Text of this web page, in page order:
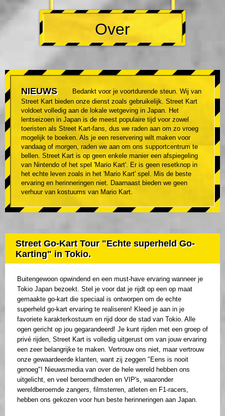
Over
NIEUWS
Bedankt voor je voortdurende steun. Wij van
Street Kart bieden onze dienst zoals gebruikelijk. Street Kart
voldoet volledig aan de lokale wetgeving in Japan. Het
lentseizoen in Japan is de meest populaire tijd voor zowel
toeristen als Street Kart-fans, dus we raden aan om zo vroeg
mogelijk te boeken. Als je een reservering wilt maken voor
vandaag of morgen, raden we aan om ons supportcentrum te
bellen. Street Kart is op geen enkele manier een afspiegeling
van Nintendo of het spel 'Mario Kart'. Er is geen resetknop in
het echte leven zoals in het 'Mario Kart' spel. Mis de beste
ervaring en herinneringen niet. Daarnaast bieden we geen
verhuur van kostuums van Mario Kart.
Street Go-Kart Tour "Echte superheld Go-
Karting" in Tokio.
Buitengewoon opwindend en een must-have ervaring wanneer je
Tokio Japan bezoekt. Stel je voor dat je rijdt op een op maat
gemaakte go-kart die speciaal is ontworpen om de echte
superheld go-kart ervaring te realiseren! Kleed je aan in je
favoriete karakterkostuum en rijd door de stad van Tokio. Alle
ogen gericht op jou gegarandeerd! Je kunt rijden met een groep of
privé rijden, Street Kart is volledig uitgerust om van jouw ervaring
een zeer belangrijke te maken. Vertrouw ons niet, maar vertrouw
onze gewaardeerde klanten, want zij zeggen "Eens is nooit
genoeg"! Nieuwsmedia van over de hele wereld hebben ons
uitgelicht, en veel beroemdheden en VIP's, waaronder
wereldberoemde zangers, filmsterren, atleten en F1-racers,
hebben ons gekozen voor hun beste herinneringen aan Japan.